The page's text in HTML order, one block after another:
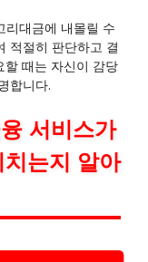
리대금에 내몰릴 수
적절히 판단하고 결
할 때는 자신이 감당
합니다.
서비스가
는지 알아